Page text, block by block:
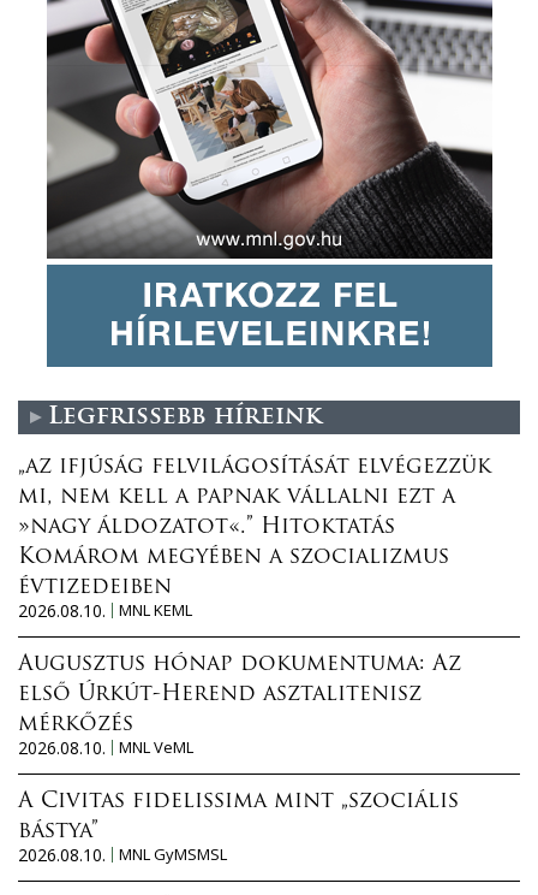
Legfrissebb híreink
„az ifjúság felvilágosítását elvégezzük
mi, nem kell a papnak vállalni ezt a
»nagy áldozatot«.” Hitoktatás
Komárom megyében a szocializmus
évtizedeiben
2026.08.10.
MNL KEML
Augusztus hónap dokumentuma: Az
első Úrkút-Herend asztalitenisz
mérkőzés
2026.08.10.
MNL VeML
A Civitas fidelissima mint „szociális
bástya”
2026.08.10.
MNL GyMSMSL